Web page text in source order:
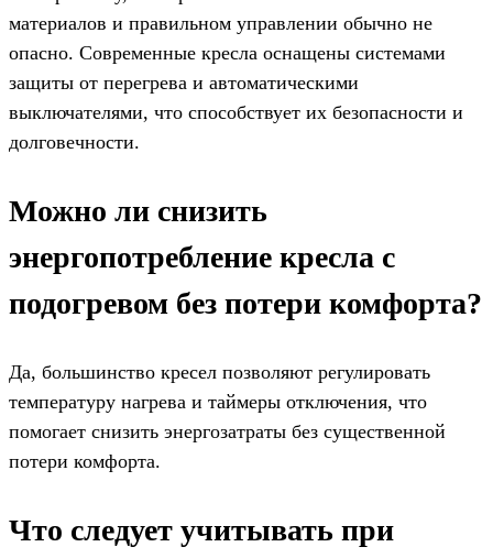
материалов и правильном управлении обычно не
опасно. Современные кресла оснащены системами
защиты от перегрева и автоматическими
выключателями, что способствует их безопасности и
долговечности.
Можно ли снизить
энергопотребление кресла с
подогревом без потери комфорта?
Да, большинство кресел позволяют регулировать
температуру нагрева и таймеры отключения, что
помогает снизить энергозатраты без существенной
потери комфорта.
Что следует учитывать при